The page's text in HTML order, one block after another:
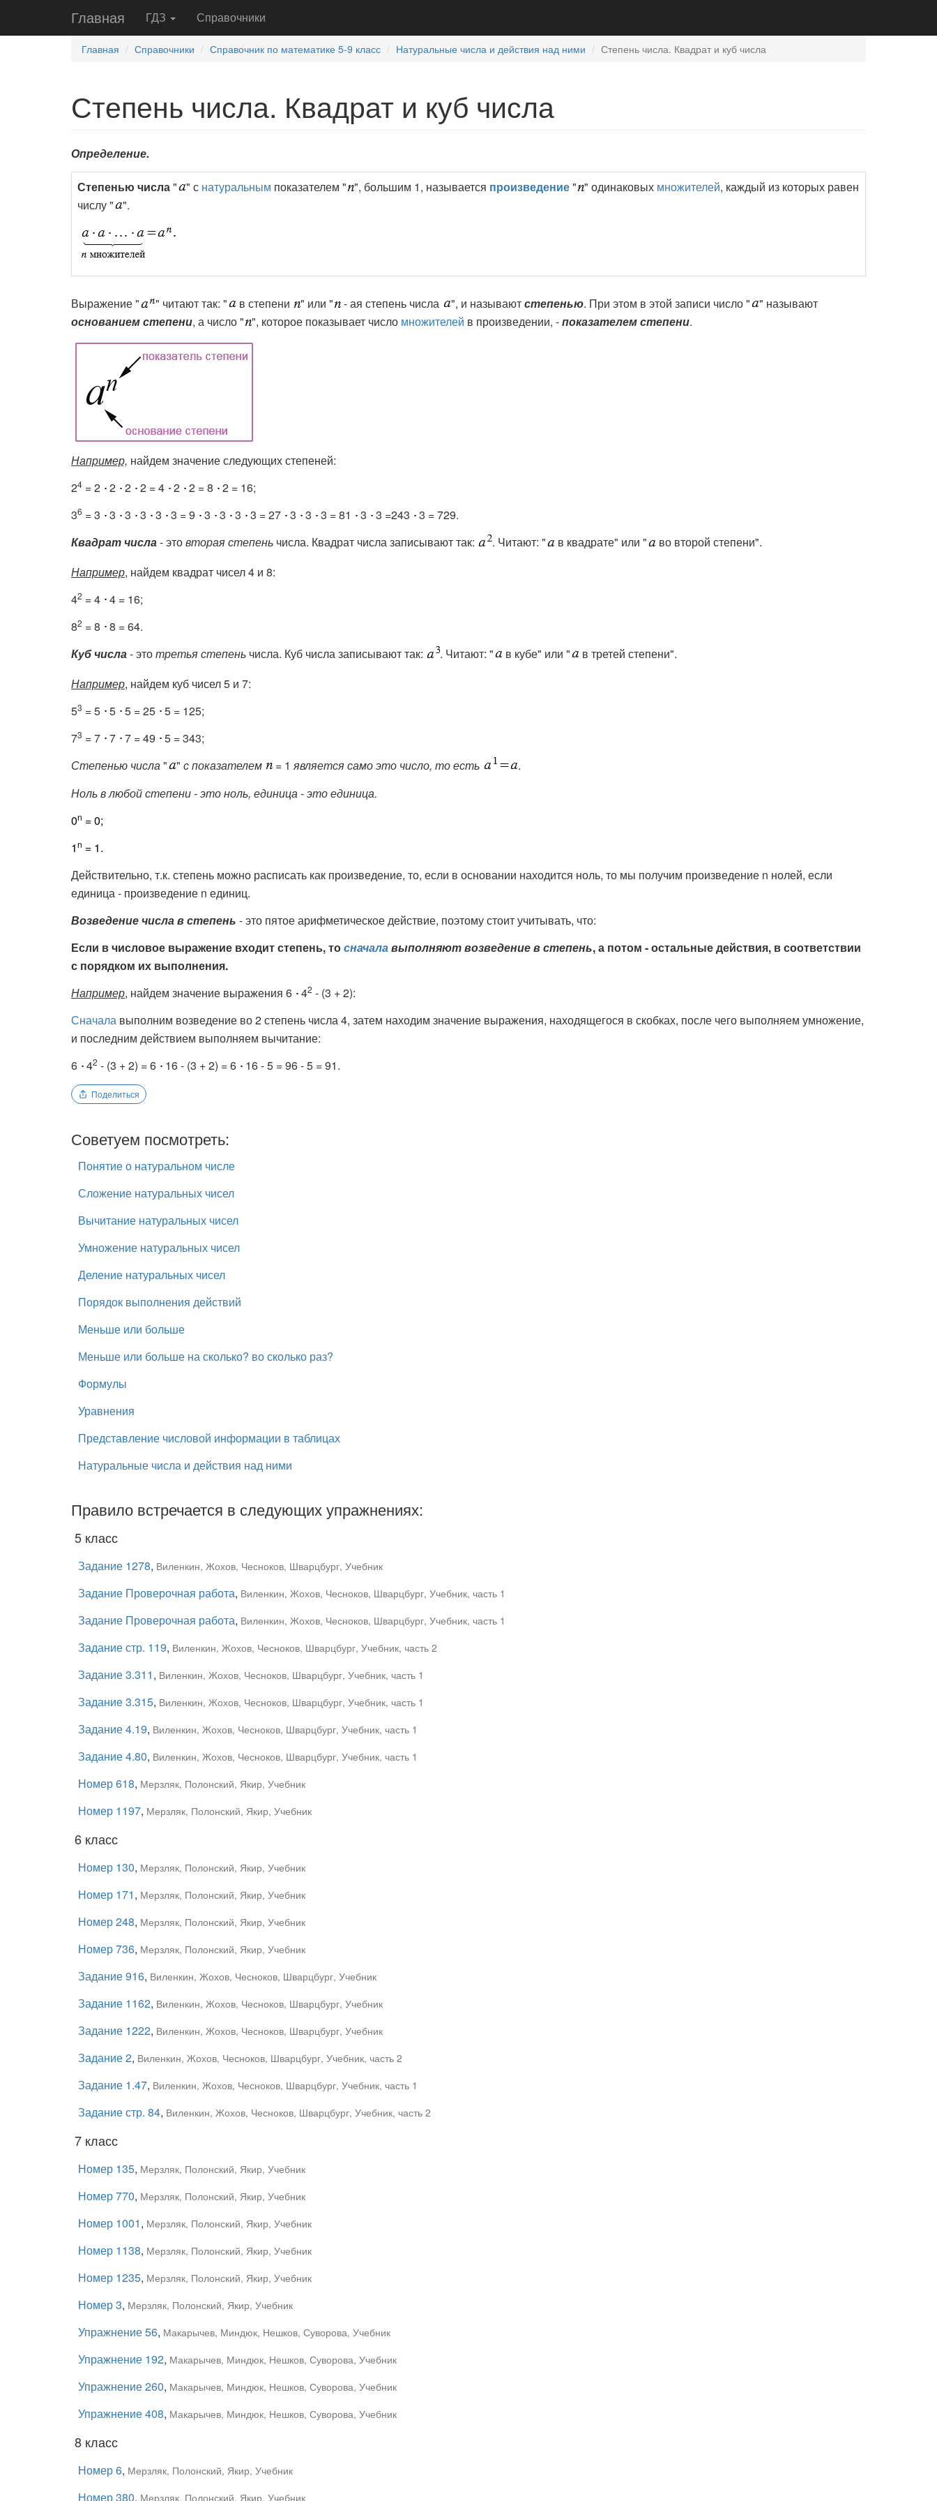
Главная ГДЗ Справочники
Главная Справочники Справочник по математике 5-9 класс Натуральные числа и действия над ними Степень числа. Квадрат и куб числа
Степень числа. Квадрат и куб числа
Определение.
Степенью числа" " с натуральным показателем " ", большим 1, называется произведение" " одинаковых множителей, каждый из которых равен
числу "
".
Выражение " " читают так: " в степени " или " - ая степень числа ", и называютстепенью. При этом в этой записи число "
" называют
основанием степени, а число " ", которое показывает число множителей в произведении, -показателем степени.
Например, найдем значение следующих степеней:
24 = 2 2 2 2 = 4 2 2 = 8
2 = 16;
36 = 3 3 3 3 3 3 = 9 3 3 3 3 = 27 3 3 3 = 81 3 3 =243
3 = 729.
Квадрат числа- этовторая степень числа. Квадрат числа записывают так: . Читают: " в квадрате" или "
во второй степени".
Например, найдем квадрат чисел 4 и 8:
42 = 4 4 = 16;
82 = 8
8 = 64.
Куб числа- этотретья степень числа. Куб числа записывают так: . Читают: " в кубе" или "
в третей степени".
Например, найдем куб чисел 5 и 7:
53 = 5 5 5 = 25 5 = 125;
73 = 7 7 7 = 49
5 = 343;
Степенью числа" " с показателем = 1 является само это число, то есть
.
Ноль в любой степени - это ноль, единица - это единица.
0n = 0;
1n = 1.
Действительно, т.к. степень можно расписать как произведение, то, если в основании находится ноль, то мы получим произведение n нолей, если
единица - произведение n единиц.
Возведение числа в степень - это пятое арифметическое действие, поэтому стоит учитывать, что:
Если в числовое выражение входит степень, тосначалавыполняют возведение в степень, а потом - остальные действия, в соответствии
с порядком их выполнения.
Например, найдем значение выражения 6 42 - (3 + 2):
Сначала выполним возведение во 2 степень числа 4, затем находим значение выражения, находящегося в скобках, после чего выполняем умножение,
и последним действием выполняем вычитание:
6 42 - (3 + 2) = 6 16 - (3 + 2) = 6 16 - 5 = 96 - 5 = 91.
Поделиться
Советуем посмотреть:
Понятие о натуральном числе
Сложение натуральных чисел
Вычитание натуральных чисел
Умножение натуральных чисел
Деление натуральных чисел
Порядок выполнения действий
Меньше или больше
Меньше или больше на сколько? во сколько раз?
Формулы
Уравнения
Представление числовой информации в таблицах
Натуральные числа и действия над ними
Правило встречается в следующих упражнениях:
5 класс
Задание 1278, Виленкин, Жохов, Чесноков, Шварцбург, Учебник
Задание Проверочная работа, Виленкин, Жохов, Чесноков, Шварцбург, Учебник, часть 1
Задание Проверочная работа, Виленкин, Жохов, Чесноков, Шварцбург, Учебник, часть 1
Задание стр. 119, Виленкин, Жохов, Чесноков, Шварцбург, Учебник, часть 2
Задание 3.311, Виленкин, Жохов, Чесноков, Шварцбург, Учебник, часть 1
Задание 3.315, Виленкин, Жохов, Чесноков, Шварцбург, Учебник, часть 1
Задание 4.19, Виленкин, Жохов, Чесноков, Шварцбург, Учебник, часть 1
Задание 4.80, Виленкин, Жохов, Чесноков, Шварцбург, Учебник, часть 1
Номер 618, Мерзляк, Полонский, Якир, Учебник
Номер 1197, Мерзляк, Полонский, Якир, Учебник
6 класс
Номер 130, Мерзляк, Полонский, Якир, Учебник
Номер 171, Мерзляк, Полонский, Якир, Учебник
Номер 248, Мерзляк, Полонский, Якир, Учебник
Номер 736, Мерзляк, Полонский, Якир, Учебник
Задание 916, Виленкин, Жохов, Чесноков, Шварцбург, Учебник
Задание 1162, Виленкин, Жохов, Чесноков, Шварцбург, Учебник
Задание 1222, Виленкин, Жохов, Чесноков, Шварцбург, Учебник
Задание 2, Виленкин, Жохов, Чесноков, Шварцбург, Учебник, часть 2
Задание 1.47, Виленкин, Жохов, Чесноков, Шварцбург, Учебник, часть 1
Задание стр. 84, Виленкин, Жохов, Чесноков, Шварцбург, Учебник, часть 2
7 класс
Номер 135, Мерзляк, Полонский, Якир, Учебник
Номер 770, Мерзляк, Полонский, Якир, Учебник
Номер 1001, Мерзляк, Полонский, Якир, Учебник
Номер 1138, Мерзляк, Полонский, Якир, Учебник
Номер 1235, Мерзляк, Полонский, Якир, Учебник
Номер 3, Мерзляк, Полонский, Якир, Учебник
Упражнение 56, Макарычев, Миндюк, Нешков, Суворова, Учебник
Упражнение 192, Макарычев, Миндюк, Нешков, Суворова, Учебник
Упражнение 260, Макарычев, Миндюк, Нешков, Суворова, Учебник
Упражнение 408, Макарычев, Миндюк, Нешков, Суворова, Учебник
8 класс
Номер 6, Мерзляк, Полонский, Якир, Учебник
Номер 380, Мерзляк, Полонский, Якир, Учебник